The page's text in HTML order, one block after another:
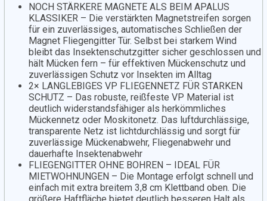
NOCH STÄRKERE MAGNETE ALS BEIM APALUS
KLASSIKER – Die verstärkten Magnetstreifen sorgen
für ein zuverlässiges, automatisches Schließen der
Magnet Fliegengitter Tür. Selbst bei starkem Wind
bleibt das Insektenschutzgitter sicher geschlossen und
hält Mücken fern – für effektiven Mückenschutz und
zuverlässigen Schutz vor Insekten im Alltag
2× LANGLEBIGES VP FLIEGENNETZ FÜR STARKEN
SCHUTZ – Das robuste, reißfeste VP Material ist
deutlich widerstandsfähiger als herkömmliches
Mückennetz oder Moskitonetz. Das luftdurchlässige,
transparente Netz ist lichtdurchlässig und sorgt für
zuverlässige Mückenabwehr, Fliegenabwehr und
dauerhafte Insektenabwehr
FLIEGENGITTER OHNE BOHREN – IDEAL FÜR
MIETWOHNUNGEN – Die Montage erfolgt schnell und
einfach mit extra breitem 3,8 cm Klettband oben. Die
größere Haftfläche bietet deutlich besseren Halt als